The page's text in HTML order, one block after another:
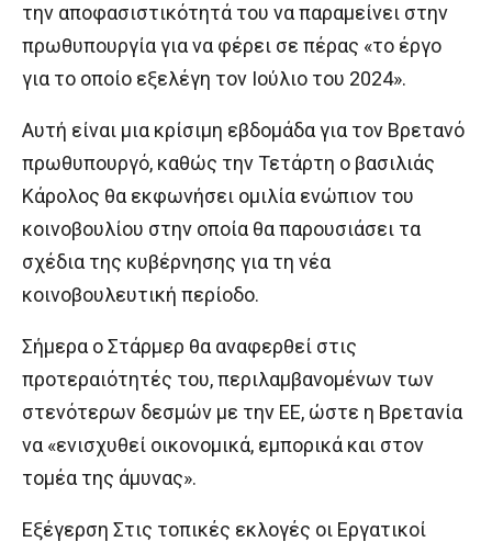
την αποφασιστικότητά του να παραμείνει στην
πρωθυπουργία για να φέρει σε πέρας «το έργο
για το οποίο εξελέγη τον Ιούλιο του 2024».
Αυτή είναι μια κρίσιμη εβδομάδα για τον Βρετανό
πρωθυπουργό, καθώς την Τετάρτη ο βασιλιάς
Κάρολος θα εκφωνήσει ομιλία ενώπιον του
κοινοβουλίου στην οποία θα παρουσιάσει τα
σχέδια της κυβέρνησης για τη νέα
κοινοβουλευτική περίοδο.
Σήμερα ο Στάρμερ θα αναφερθεί στις
προτεραιότητές του, περιλαμβανομένων των
στενότερων δεσμών με την ΕΕ, ώστε η Βρετανία
να «ενισχυθεί οικονομικά, εμπορικά και στον
τομέα της άμυνας».
Εξέγερση Στις τοπικές εκλογές οι Εργατικοί